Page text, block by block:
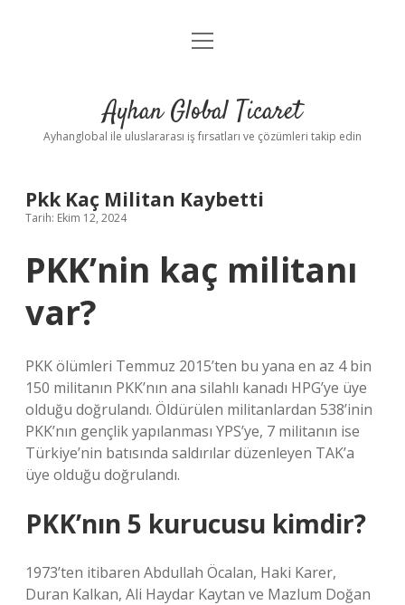
Anasayfa
Yasal Uyarı
menüyü
Ayhan Global Ticaret
Ayhanglobal ile uluslararası iş fırsatları ve çözümleri takip edin
Pkk Kaç Militan Kaybetti
Tarih: Ekim 12, 2024
PKK’nin kaç militanı
var?
PKK ölümleri Temmuz 2015’ten bu yana en az 4 bin
150 militanın PKK’nın ana silahlı kanadı HPG’ye üye
olduğu doğrulandı. Öldürülen militanlardan 538’inin
PKK’nın gençlik yapılanması YPS’ye, 7 militanın ise
Türkiye’nin batısında saldırılar düzenleyen TAK’a
üye olduğu doğrulandı.
PKK’nın 5 kurucusu kimdir?
1973’ten itibaren Abdullah Öcalan, Haki Karer,
Duran Kalkan, Ali Haydar Kaytan ve Mazlum Doğan